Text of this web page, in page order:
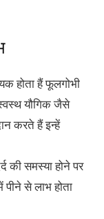
होता हैं फूलगोभी
यौगिक जैसे
करते हैं इन्हें
की समस्या होने पर
पीने से लाभ होता